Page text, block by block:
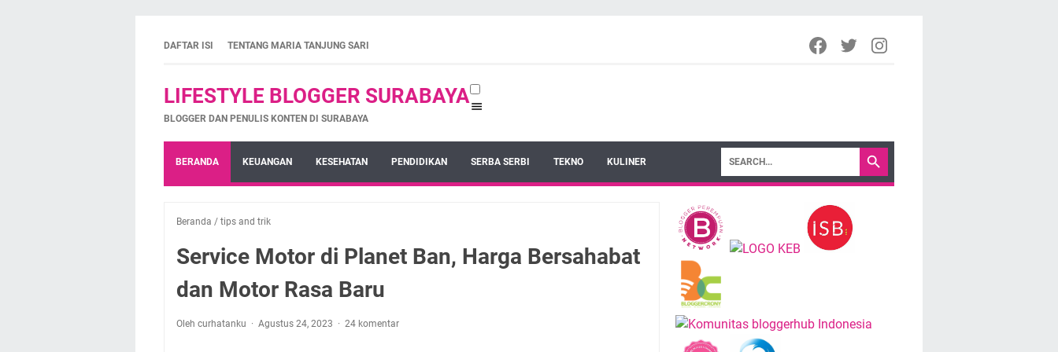
DAFTAR ISI TENTANG MARIA TANJUNG SARI
LIFESTYLE BLOGGER SURABAYA
BLOGGER DAN PENULIS KONTEN DI SURABAYA
BERANDA KEUANGAN KESEHATAN PENDIDIKAN SERBA SERBI TEKNO KULINER
Beranda / tips and trik
Service Motor di Planet Ban, Harga Bersahabat
dan Motor Rasa Baru
Oleh curhatanku Agustus 24, 2023 24 komentar